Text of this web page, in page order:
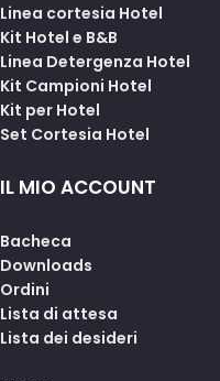
Linea cortesia Hotel
Kit Hotel e B&B
Linea Detergenza Hotel
Kit Campioni Hotel
Kit per Hotel
Set Cortesia Hotel
IL MIO ACCOUNT
Bacheca
Downloads
Ordini
Lista di attesa
Lista dei desideri